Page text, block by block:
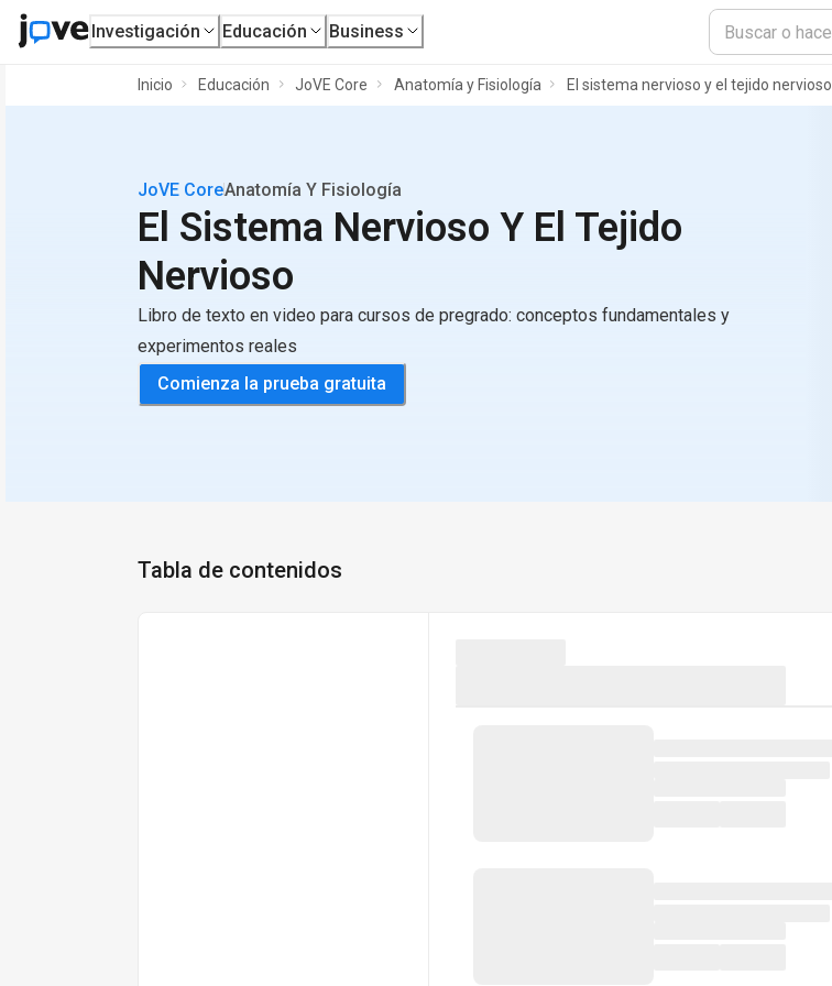
Investigación Educación Business
Inicio Educación JoVE Core Anatomía y Fisiología El sistema nervioso y el tejido nervioso
JoVE CoreAnatomía Y Fisiología
El Sistema Nervioso Y El Tejido
Nervioso
Libro de texto en video para cursos de pregrado: conceptos fundamentales y
experimentos reales
Comienza la prueba gratuita
Tabla de contenidos